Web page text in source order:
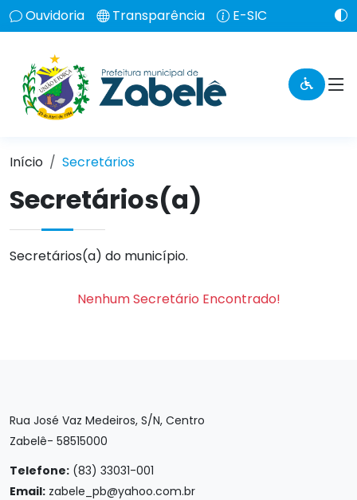
Ouvidoria Transparência E-SIC
Início Secretários
Secretários(a)
Secretários(a) do município.
Nenhum Secretário Encontrado!
Rua José Vaz Medeiros, S/N, Centro
Zabelê- 58515000
Telefone: (83) 33031-001
Email: zabele_pb@yahoo.com.br